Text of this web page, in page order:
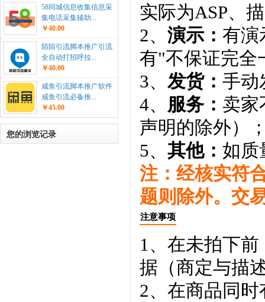
58同城信息收集信息采
集电话采集辅助...
￥40.00
陌陌引流脚本推广引流
全自动打招呼拉...
￥40.00
咸鱼引流脚本推广软件
咸鱼引流必备推...
￥45.00
您的浏览记录
实际为ASP、
2、 演示： 有演
有"不保证完全
3、 发货： 手动
4、 服务： 卖家
声明的除外）
5、 其他： 如质
注：经核实符
题则除外。交
注意事项
1、在未拍下
据（商定与描
2、在商品同